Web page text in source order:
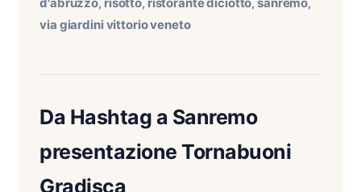
via giardini vittorio veneto
Da Hashtag a Sanremo
presentazione Tornabuoni
Gradisca